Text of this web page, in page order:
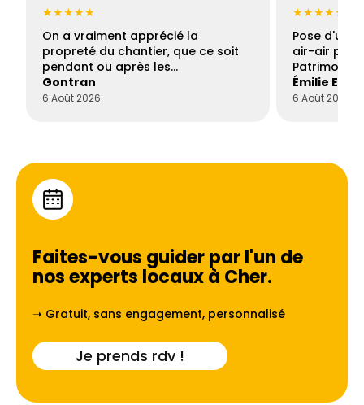
★★★★★
On a vraiment apprécié la
propreté du chantier, que ce soit
pendant ou après les…
Gontran
6 Août 2026
★★★★★
Pose d'une
air-air par
Patrimoine
Émilie
6 Août 2026
Faites-vous guider par l'un de
nos experts locaux à Cher.
➝ Gratuit, sans engagement, personnalisé
Je prends rdv !